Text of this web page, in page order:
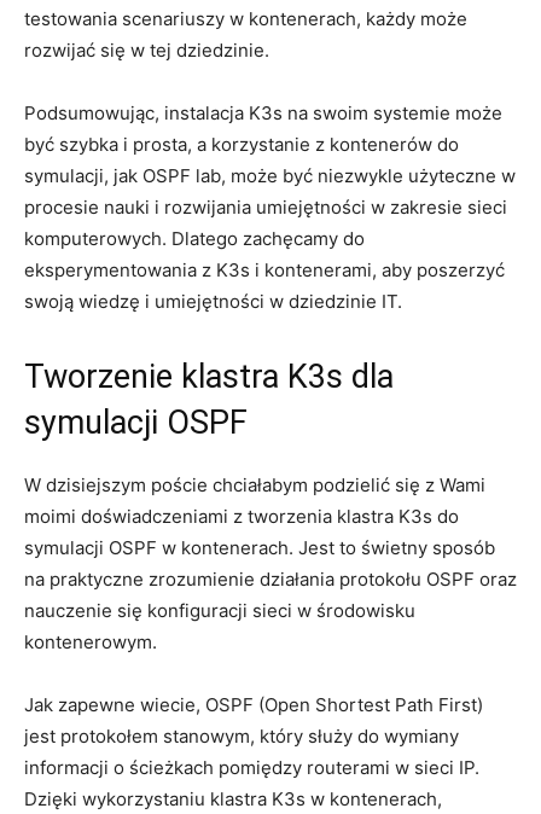
testowania scenariuszy w ‌kontenerach, każdy może
rozwijać ⁤się w tej‍ dziedzinie.
Podsumowując, instalacja⁣ K3s‌ na swoim systemie ‌może
być szybka i prosta, a‍ korzystanie z kontenerów ⁣do‍
symulacji, jak OSPF lab, ​może ⁢być niezwykle użyteczne w
procesie nauki i rozwijania umiejętności w zakresie sieci
komputerowych. Dlatego zachęcamy do ​
eksperymentowania ⁣z ⁣K3s i ‍kontenerami, aby poszerzyć
swoją​ wiedzę i umiejętności w dziedzinie IT.
Tworzenie klastra ​K3s⁣ dla
symulacji OSPF
W⁢ dzisiejszym⁢ poście chciałabym ‍podzielić się z ⁢Wami
moimi⁢ doświadczeniami z tworzenia klastra K3s do
‌symulacji ⁣OSPF w kontenerach. Jest⁤ to świetny sposób
na praktyczne zrozumienie działania protokołu OSPF ‍oraz
nauczenie się konfiguracji sieci ‍w środowisku
kontenerowym.
Jak zapewne wiecie, OSPF (Open Shortest Path First)
jest protokołem stanowym, który służy ⁣do wymiany
informacji ⁤o ścieżkach ‍pomiędzy routerami w sieci IP.
Dzięki‌ wykorzystaniu‌ klastra ‍K3s ‌w kontenerach,